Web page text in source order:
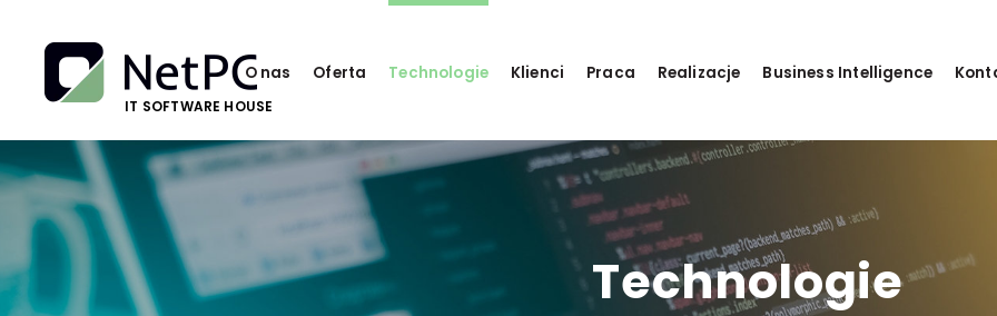
IT SOFTWARE HOUSE
O nas Oferta Technologie Klienci Praca Realizacje Business Intelligence
Technologie